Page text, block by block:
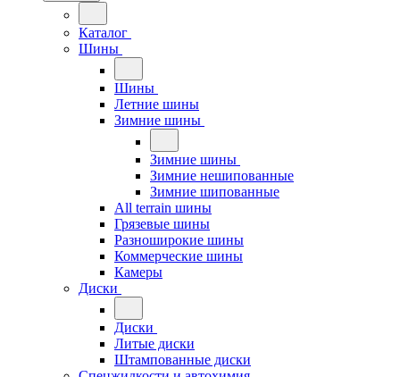
Каталог
Шины
Шины
Летние шины
Зимние шины
Зимние шины
Зимние нешипованные
Зимние шипованные
All terrain шины
Грязевые шины
Разноширокие шины
Коммерческие шины
Камеры
Диски
Диски
Литые диски
Штампованные диски